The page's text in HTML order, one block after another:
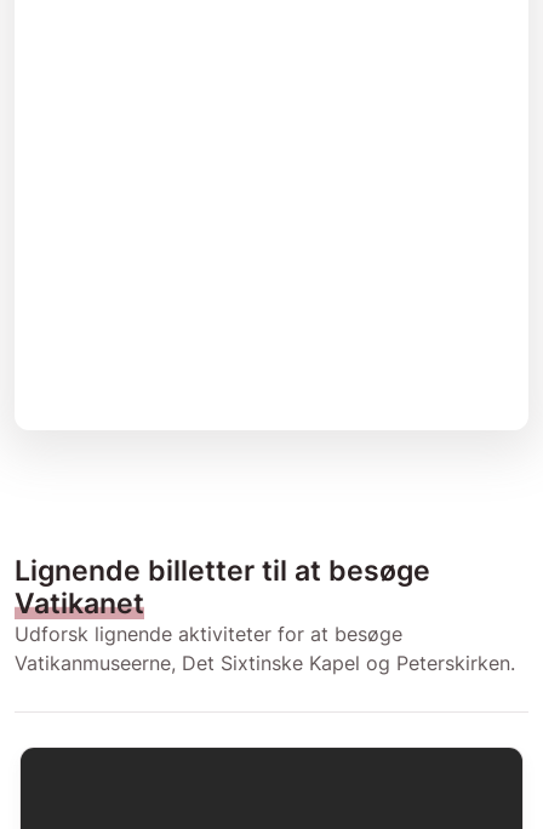
Lignende billetter til at besøge
Vatikanet
Udforsk lignende aktiviteter for at besøge
Vatikanmuseerne, Det Sixtinske Kapel og Peterskirken.